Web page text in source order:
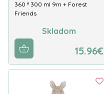
360 ° 300 ml 9m + Forest
Friends
Skladom
15.96€